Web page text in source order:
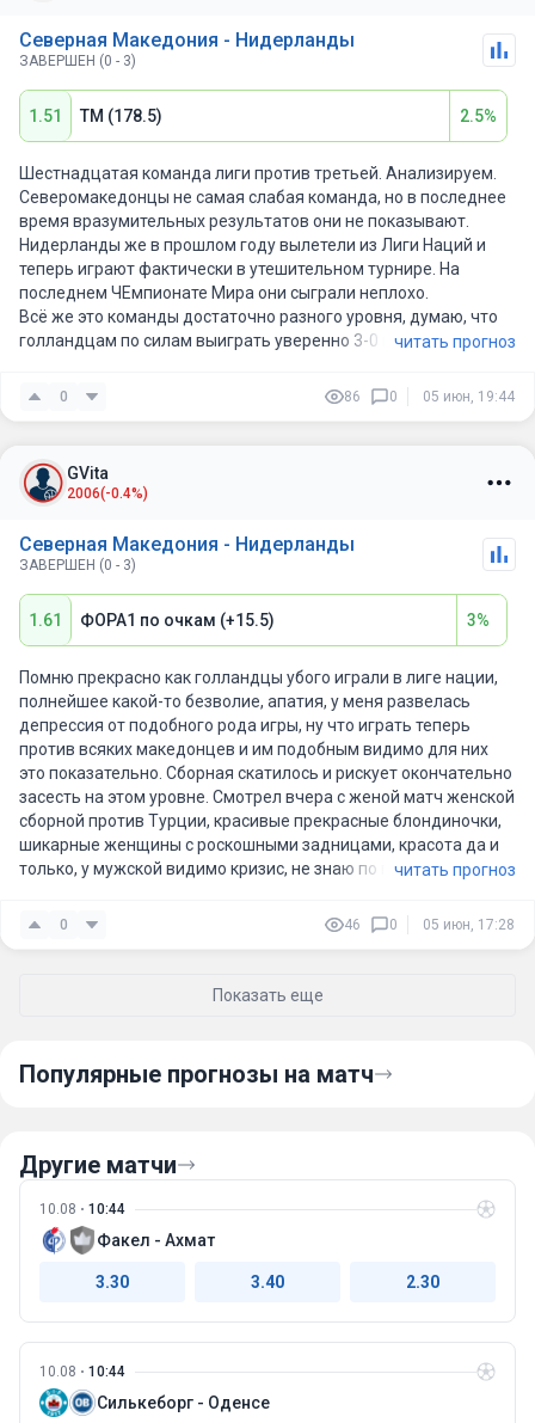
Северная Македония - Нидерланды
ЗАВЕРШЕН (0 - 3)
1.51 ТМ (178.5) 2.5%
Шестнадцатая команда лиги против третьей. Анализируем.
Северомакедонцы не самая слабая команда, но в последнее
время вразумительных результатов они не показывают.
Нидерланды же в прошлом году вылетели из Лиги Наций и
теперь играют фактически в утешительном турнире. На
последнем ЧЕмпионате Мира они сыграли неплохо.
Всё же это команды достаточно разного уровня, думаю, что
голландцам по силам выиграть уверенно 3-0 или 3-1.читать прогноз
0 86 0 05 июн, 19:44
GVita
2006(-0.4%)
Северная Македония - Нидерланды
ЗАВЕРШЕН (0 - 3)
1.61 ФОРА1 по очкам (+15.5) 3%
Помню прекрасно как голландцы убого играли в лиге нации,
полнейшее какой-то безволие, апатия, у меня развелась
депрессия от подобного рода игры, ну что играть теперь
против всяких македонцев и им подобным видимо для них
это показательно. Сборная скатилось и рискует окончательно
засесть на этом уровне. Смотрел вчера с женой матч женской
сборной против Турции, красивые прекрасные блондиночки,
шикарные женщины с роскошными задницами, красота да и
только, у мужской видимо кризис, не знаю по поводу
давно все забыли. Македонцы дома, эти югославы будут
читать прогноз
0 46 0 05 июн, 17:28
Показать еще
Популярные прогнозы на матч
Другие матчи
10.08 10:44
Факел - Ахмат
3.30 3.40 2.30
10.08 10:44
Силькеборг - Оденсе